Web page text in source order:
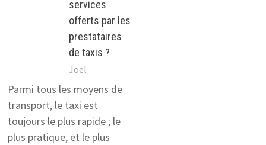
services
offerts par les
prestataires
de taxis ?
Joel
Parmi tous les moyens de
transport, le taxi est
toujours le plus rapide ; le
plus pratique, et le plus